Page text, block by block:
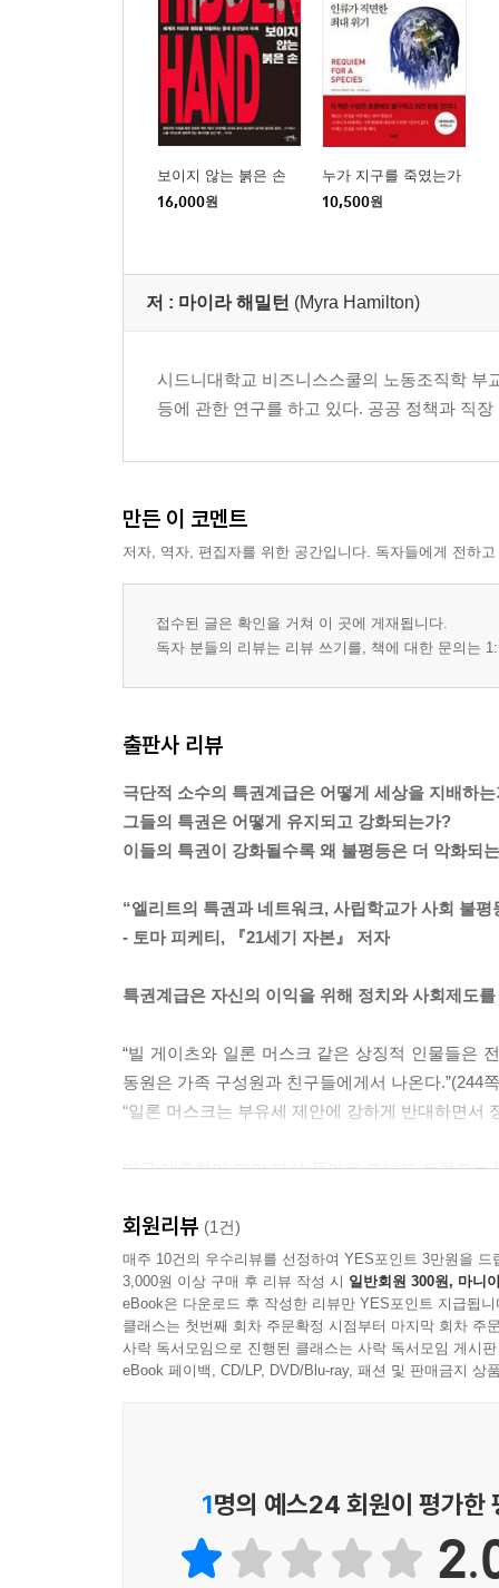
9장. 특권을 감추고 정당화하기
특권을 불변하는 특징으로 인정하기 | 엘리트의
감추는 이유 | 특권층이 자신의 출신을 감추는 이
10장. 계급 사이를 가르는 감정
12장. 특권에 이의 제기하기
부록 2. 포커스그룹
부록 3. 피케티, 부르디외, 그리고 특권
미주
보이지 않는 붉은 손
16,000원
누가 지구를 죽였는가
10,500원
저 : 마이라 해밀턴 (Myra Hamilton)
시드니대학교 비즈니스스쿨의 노동조직학 부
등에 관한 연구를 하고 있다. 공공 정책과 직
만든 이 코멘트
저자, 역자, 편집자를 위한 공간입니다. 독자들에게 전하
접수된 글은 확인을 거쳐 이 곳에 게재됩니다.
독자 분들의 리뷰는 리뷰 쓰기를, 책에 대한 문의는
출판사 리뷰
극단적 소수의 특권계급은 어떻게 세상을 지배하
그들의 특권은 어떻게 유지되고 강화되는가?
이들의 특권이 강화될수록 왜 불평등은 더 악화되
“엘리트의 특권과 네트워크, 사립학교가 사회 불
- 토마 피케티, 『21세기 자본』 저자
특권계급은 자신의 이익을 위해 정치와 사회제도
“빌 게이츠와 일론 머스크 같은 상징적 인물들은
동원은 가족 구성원과 친구들에게서 나온다.”(244
“일론 머스크는 부유세 제안에 강하게 반대하면서
미국 대통령이 되어 다시 돌아온 도널드 트럼프는
활용할 수도 있다. 빌 게이츠는 자신의 재단을
“빈국들이 코로나19 백신을 저렴하게 확보할 수
사실상 많은 예산을 지원한다는 이유로 세계보
코로나19 팬데믹 시기에 자신의 호화 별장에
“주총리와 비서실장, 질병관리청장, 웨스턴오스
직원들”(82쪽)을 동원했다.
마찬가지다. 토마 피케티는 “1970년대 이래 부유
증가 속도가 빠르고, 무엇보다도 상속세를 삭감
특권층 부자들의 감세를 위해 정치권과 언론 등에
회원리뷰 (1건)
매주 10건의 우수리뷰를 선정하여 YES포인트 3만원을 드
3,000원 이상 구매 후 리뷰 작성 시 일반회원 300원, 마니
eBook은 다운로드 후 작성한 리뷰만 YES포인트 지급됩니
클래스는 첫번째 회차 주문확정 시점부터 마지막 회차 주
사락 독서모임으로 진행된 클래스는 사락 독서모임 게시
eBook 페이백, CD/LP, DVD/Blu-ray, 패션 및 판매금지 상
1명의 예스24 회원이 평가한